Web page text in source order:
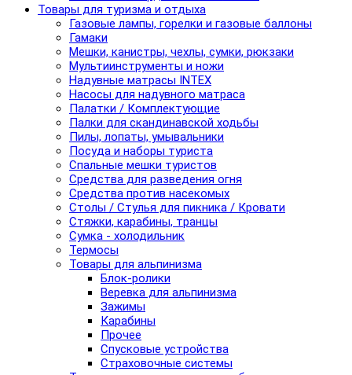
Товары для туризма и отдыха
Газовые лампы, горелки и газовые баллоны
Гамаки
Мешки, канистры, чехлы, сумки, рюкзаки
Мультиинструменты и ножи
Надувные матрасы INTEX
Насосы для надувного матраса
Палатки / Комплектующие
Палки для скандинавской ходьбы
Пилы, лопаты, умывальники
Посуда и наборы туриста
Спальные мешки туристов
Средства для разведения огня
Средства против насекомых
Столы / Стулья для пикника / Кровати
Стяжки, карабины, транцы
Сумка - холодильник
Термосы
Товары для альпинизма
Блок-ролики
Веревка для альпинизма
Зажимы
Карабины
Прочее
Спусковые устройства
Страховочные системы